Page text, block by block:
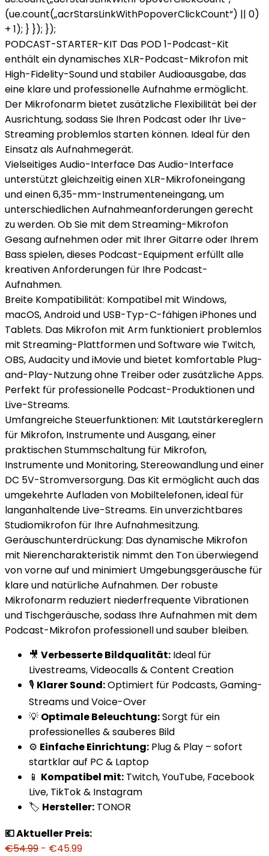
(ue.count(„acrStarsLinkWithPopoverClickCount“) || 0)
+ 1); } }); });
PODCAST-STARTER-KIT Das POD 1-Podcast-Kit
enthält ein dynamisches XLR-Podcast-Mikrofon mit
High-Fidelity-Sound und stabiler Audioausgabe, das
eine klare und professionelle Aufnahme ermöglicht.
Der Mikrofonarm bietet zusätzliche Flexibilität bei der
Ausrichtung, sodass Sie Ihren Podcast oder Ihr Live-
Streaming problemlos starten können. Ideal für den
Einsatz als Aufnahmegerät.
Vielseitiges Audio-Interface Das Audio-Interface
unterstützt gleichzeitig einen XLR-Mikrofoneingang
und einen 6,35-mm-Instrumenteneingang, um
unterschiedlichen Aufnahmeanforderungen gerecht
zu werden. Ob Sie mit dem Streaming-Mikrofon
Gesang aufnehmen oder mit Ihrer Gitarre oder Ihrem
Bass spielen, dieses Podcast-Equipment erfüllt alle
kreativen Anforderungen für Ihre Podcast-
Aufnahmen.
Breite Kompatibilität: Kompatibel mit Windows,
macOS, Android und USB-Typ-C-fähigen iPhones und
Tablets. Das Mikrofon mit Arm funktioniert problemlos
mit Streaming-Plattformen und Software wie Twitch,
OBS, Audacity und iMovie und bietet komfortable Plug-
and-Play-Nutzung ohne Treiber oder zusätzliche Apps.
Perfekt für professionelle Podcast-Produktionen und
Live-Streams.
Umfangreiche Steuerfunktionen: Mit Lautstärkereglern
für Mikrofon, Instrumente und Ausgang, einer
praktischen Stummschaltung für Mikrofon,
Instrumente und Monitoring, Stereowandlung und einer
DC 5V-Stromversorgung. Das Kit ermöglicht auch das
umgekehrte Aufladen von Mobiltelefonen, ideal für
langanhaltende Live-Streams. Ein unverzichtbares
Studiomikrofon für Ihre Aufnahmesitzung.
Geräuschunterdrückung: Das dynamische Mikrofon
mit Nierencharakteristik nimmt den Ton überwiegend
von vorne auf und minimiert Umgebungsgeräusche für
klare und natürliche Aufnahmen. Der robuste
Mikrofonarm reduziert niederfrequente Vibrationen
und Tischgeräusche, sodass Ihre Aufnahmen mit dem
Podcast-Mikrofon professionell und sauber bleiben.
🎥 Verbesserte Bildqualität: Ideal für
Livestreams, Videocalls & Content Creation
🎙️ Klarer Sound:Optimiert für Podcasts, Gaming-
Streams und Voice-Over
💡 Optimale Beleuchtung:Sorgt für ein
professionelles & sauberes Bild
⚙️ Einfache Einrichtung: Plug & Play – sofort
startklar auf PC & Laptop
📱 Kompatibel mit: Twitch, YouTube, Facebook
Live, TikTok & Instagram
🏷️ Hersteller: TONOR
💶 Aktueller Preis:
€54.99 - €45.99